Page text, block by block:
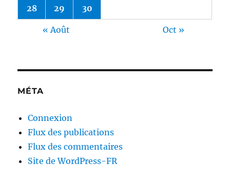
28 29 30
« Août Oct »
MÉTA
Connexion
Flux des publications
Flux des commentaires
Site de WordPress-FR